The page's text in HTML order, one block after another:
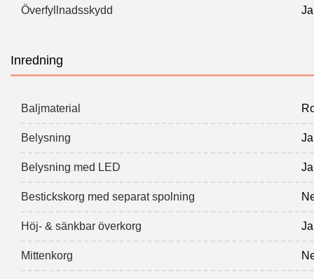
Överfyllnadsskydd Ja
Inredning
Baljmaterial
Belysning Ja
Belysning med LED Ja
Bestickskorg med separat spolning
Höj- & sänkbar överkorg
Mittenkorg